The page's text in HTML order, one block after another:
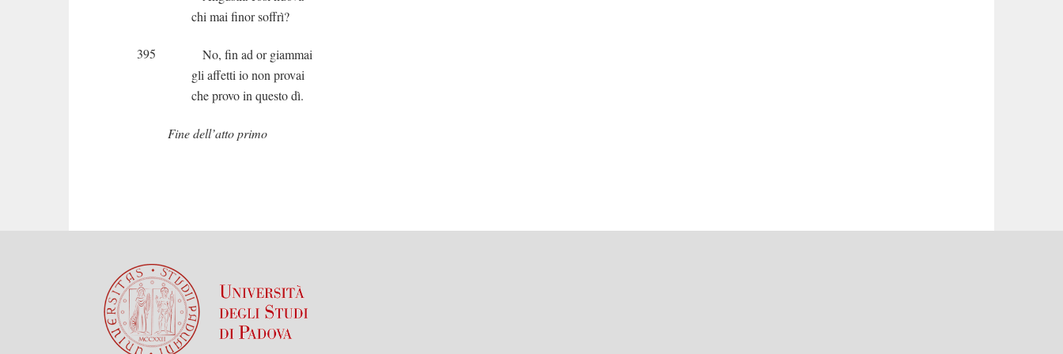
chi mai finor soffrì?
395
No, fin ad or giammai
gli affetti io non provai
che provo in questo dì.
Fine dell’atto primo